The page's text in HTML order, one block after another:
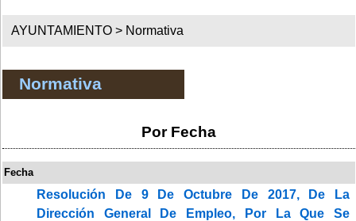
AYUNTAMIENTO > Normativa
Normativa
Por Fecha
Fecha
Resolución De 9 De Octubre De 2017, De La
Dirección General De Empleo, Por La Que Se